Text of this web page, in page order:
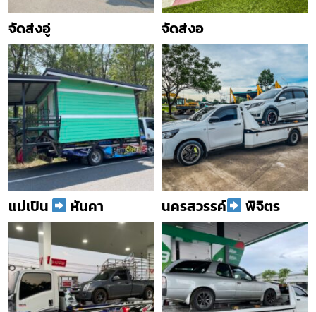
จัดส่งอู่ จัดส่งอ
แม่เปิน หันคา นครสวรรค์ พิจิตร